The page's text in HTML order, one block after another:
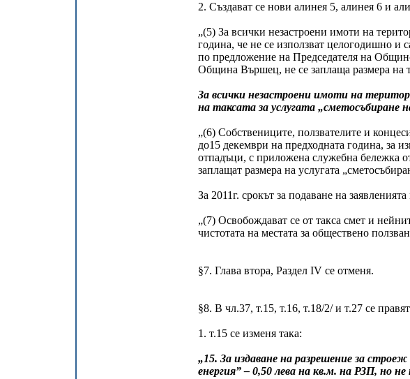
2. Създават се нови алинея 5, алинея 6 и
„(5) За всички незастроени имоти на
година, че не се използват целогодишно
по предложение на Председателя на
Община Вършец, не се заплаща размера на
За всички незастроени имоти на
на таксата за услугата
„(6) Собствениците, ползвателите и
до15 декември на предходната година, за
отпадъци, с приложена служебна бележка
заплащат размера на услугата
За 2011г. срокът за подаване на
„(7) Освобождават се от такса смет и
чистотата на местата за обществено
§7. Глава втора, Раздел ІV се отменя.
§8. В чл.37, т.15, т.16, т.18/2/ и т.27 се
1. т.15 се изменя така:
„15. За издаване на разрешение за
енергия” – 0,50 лева на кв.м. на РЗП, но не